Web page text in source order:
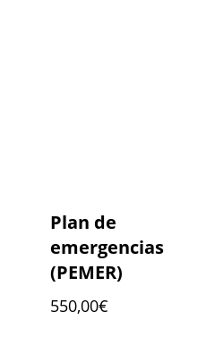
Plan de
emergencias
(PEMER)
550,00€